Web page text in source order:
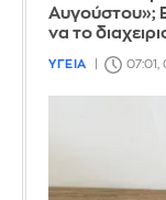
Αυγούστου»;
να το
ΥΓΕΙΑ 07:01,